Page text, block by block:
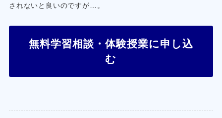
されないと良いのですが…。
無料学習相談・体験授業に申し込
む